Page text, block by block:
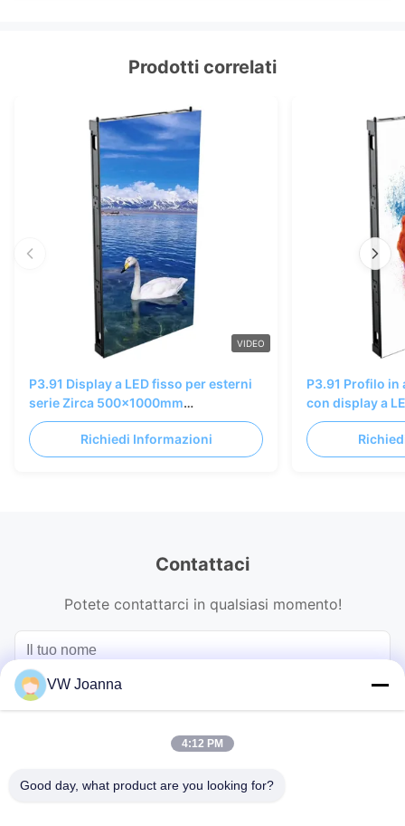
Prodotti correlati
VIDEO
P3.91 Display a LED fisso per esterni
serie Zirca 500x1000mm
Modellazione creativa per esterni
Richiedi Informazioni
P3.91 Profilo
con display a
500x1000mm
Contattaci
Potete contattarci in qualsiasi momento!
VW Joanna
4:12 PM
Good day, what product are you looking for?